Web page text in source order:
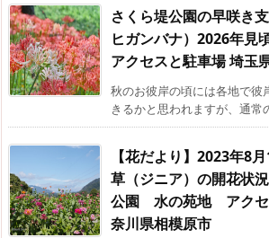
さくら堤公園の早咲き
ヒガンバナ）2026年見
アクセスと駐車場 埼玉
秋のお彼岸の頃には各地で彼
きるかと思われますが、通常
【花だより】2023年8
草（ジニア）の開花状
公園 水の苑地 アク
奈川県相模原市